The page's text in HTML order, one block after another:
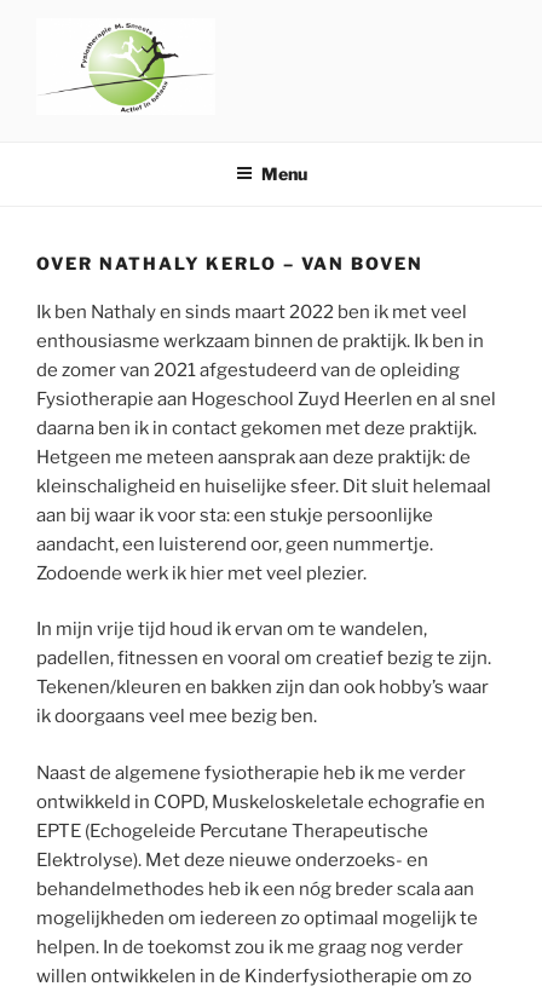
springen
Menu
OVER NATHALY KERLO – VAN BOVEN
Ik ben Nathaly en sinds maart 2022 ben ik met veel
enthousiasme werkzaam binnen de praktijk. Ik ben in
de zomer van 2021 afgestudeerd van de opleiding
Fysiotherapie aan Hogeschool Zuyd Heerlen en al snel
daarna ben ik in contact gekomen met deze praktijk.
Hetgeen me meteen aansprak aan deze praktijk: de
kleinschaligheid en huiselijke sfeer. Dit sluit helemaal
aan bij waar ik voor sta: een stukje persoonlijke
aandacht, een luisterend oor, geen nummertje.
Zodoende werk ik hier met veel plezier.
In mijn vrije tijd houd ik ervan om te wandelen,
padellen, fitnessen en vooral om creatief bezig te zijn.
Tekenen/kleuren en bakken zijn dan ook hobby’s waar
ik doorgaans veel mee bezig ben.
Naast de algemene fysiotherapie heb ik me verder
ontwikkeld in COPD, Muskeloskeletale echografie en
EPTE (Echogeleide Percutane Therapeutische
Elektrolyse). Met deze nieuwe onderzoeks- en
behandelmethodes heb ik een nóg breder scala aan
mogelijkheden om iedereen zo optimaal mogelijk te
helpen. In de toekomst zou ik me graag nog verder
willen ontwikkelen in de Kinderfysiotherapie om zo